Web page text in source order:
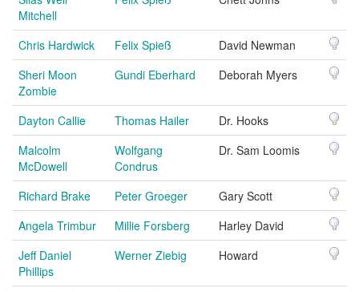
Mitchell
Chris Hardwick Felix Spieß
David Newman
Sheri Moon
Zombie
Gundi Eberhard Deborah Myers
Dayton Callie Thomas Hailer
Dr. Hooks
Malcolm
McDowell
Wolfgang
Condrus
Dr. Sam Loomis
Richard Brake Peter Groeger
Gary Scott
Angela Trimbur
Millie Forsberg
Harley David
Jeff Daniel
Phillips
Werner Ziebig Howard